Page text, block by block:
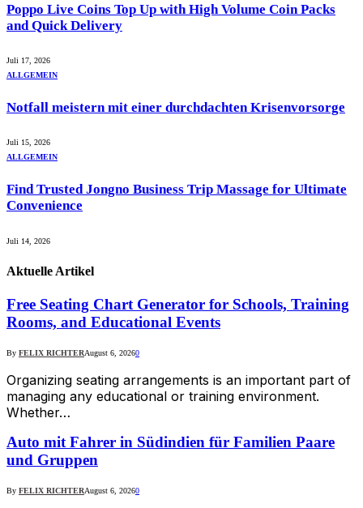
Poppo Live Coins Top Up with High Volume Coin Packs
and Quick Delivery
Juli 17, 2026
ALLGEMEIN
Notfall meistern mit einer durchdachten Krisenvorsorge
Juli 15, 2026
ALLGEMEIN
Find Trusted Jongno Business Trip Massage for Ultimate
Convenience
Juli 14, 2026
Aktuelle Artikel
Free Seating Chart Generator for Schools, Training
Rooms, and Educational Events
By FELIX RICHTERAugust 6, 20260
Organizing seating arrangements is an important part of
managing any educational or training environment.
Whether…
Auto mit Fahrer in Südindien für Familien Paare
und Gruppen
By FELIX RICHTERAugust 6, 20260